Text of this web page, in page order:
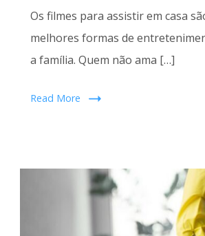
Os filmes para assistir em casa
melhores formas de
a família. Quem não ama […]
Read More